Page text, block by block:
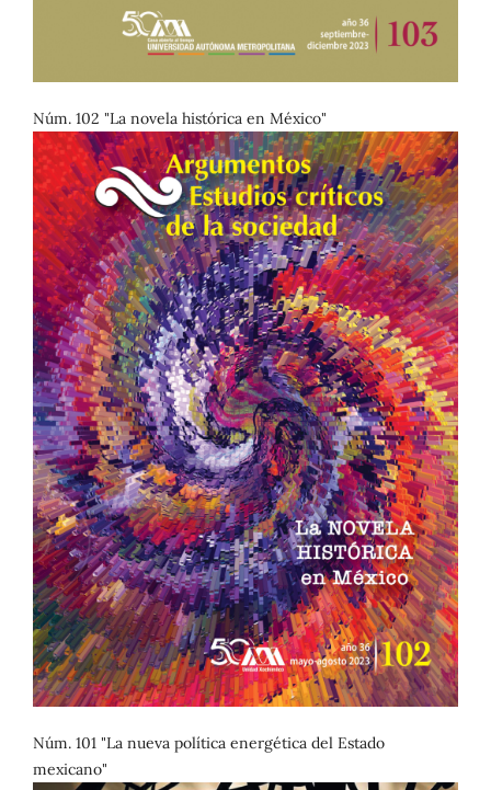
Núm. 102 "La novela histórica en México"
Núm. 101 "La nueva política energética del Estado
mexicano"